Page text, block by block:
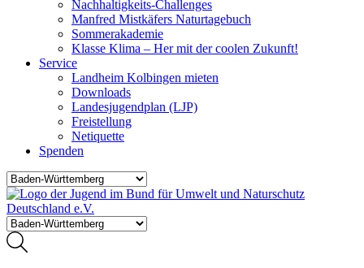
Nachhaltigkeits-Challenges
Manfred Mistkäfers Naturtagebuch
Sommerakademie
Klasse Klima – Her mit der coolen Zukunft!
Service
Landheim Kolbingen mieten
Downloads
Landesjugendplan (LJP)
Freistellung
Netiquette
Spenden